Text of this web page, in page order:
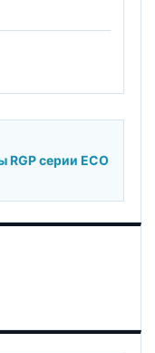
RGP серии ECO